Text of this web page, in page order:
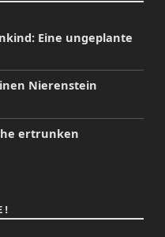
Eine ungeplante
Nierenstein
ertrunken